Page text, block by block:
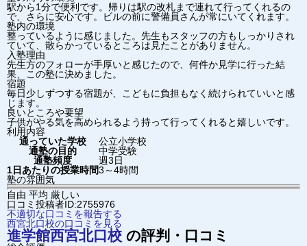
駅から1分で便利です。帰りは駅の改札まで連れて行ってくれるの
で、さらに安心です。ビルの前に警備員さんが常にいてくれます。
塾内の環境
整っているように感じました。先生もスタッフの方もしっかりされ
ていて、散らかっているところは見たことがありません。
入塾理由
先生方のフォローが手厚いと感じたので、何件か見学に行った結
果、この塾に決めました。
宿題
毎日少しずつする宿題が、こどもに負担もなく続けられていいと感
じます。
良いところや要望
子供がやる気を高められるよう持って行ってくれると嬉しいです。
利用内容
通っていた学校
公立小学校
通塾の目的
中学受験
通塾頻度
週3日
1日あたりの授業時間3～4時間
塾の雰囲気
自由 平均 厳しい
口コミ投稿者ID:2755976
不適切な口コミを報告する
西宮北口校の口コミを見る
進学館西宮北口校 の評判・口コミ